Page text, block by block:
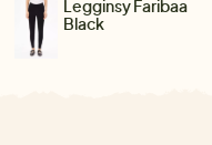
Legginsy Faribaa
Black